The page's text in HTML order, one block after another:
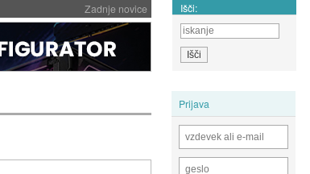
Zadnje novice Išči:
Prijava